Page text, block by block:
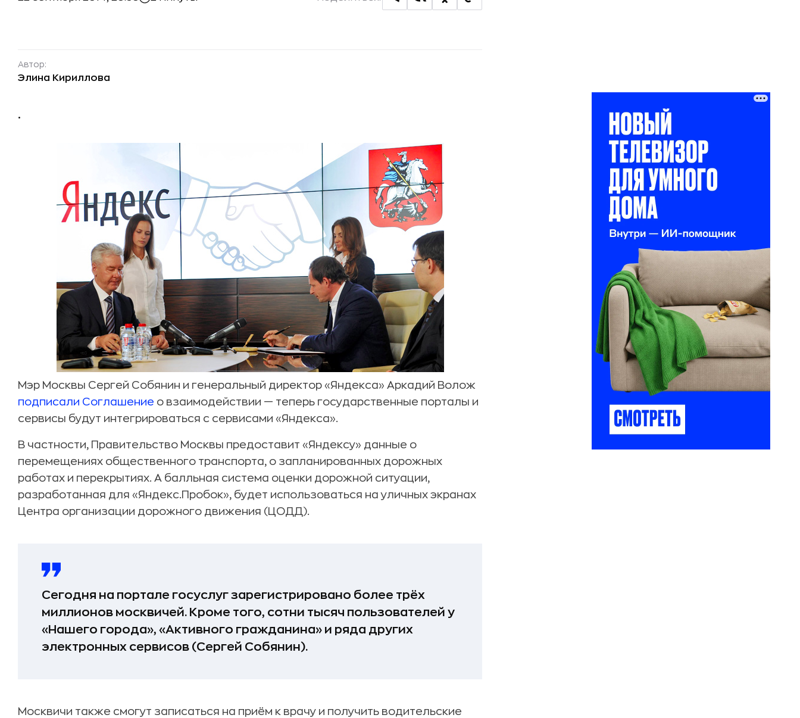
Автор:
Элина Кириллова
.
Мэр Москвы Сергей Собянин и генеральный директор «Яндекса» Аркадий Волож
подписали Соглашение о взаимодействии — теперь государственные порталы и
сервисы будут интегрироваться с сервисами «Яндекса».
В частности, Правительство Москвы предоставит «Яндексу» данные о
перемещениях общественного транспорта, о запланированных дорожных
работах и перекрытиях. А балльная система оценки дорожной ситуации,
разработанная для «Яндекс.Пробок», будет использоваться на уличных экранах
Центра организации дорожного движения (ЦОДД).
Сегодня на портале госуслуг зарегистрировано более трёх
миллионов москвичей. Кроме того, сотни тысяч пользователей у
«Нашего города», «Активного гражданина» и ряда других
электронных сервисов (Сергей Собянин).
Москвичи также смогут записаться на приём к врачу и получить водительские